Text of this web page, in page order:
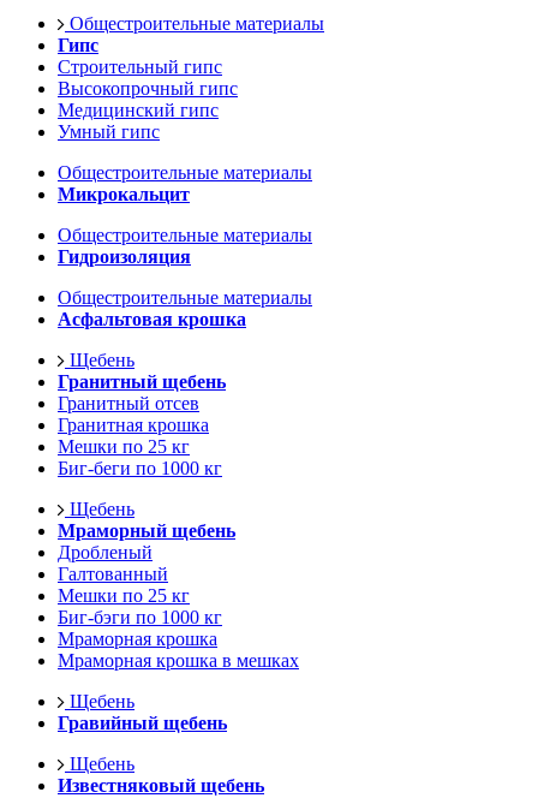
Общестроительные материалы
Гипс
Строительный гипс
Высокопрочный гипс
Медицинский гипс
Умный гипс
Общестроительные материалы
Микрокальцит
Общестроительные материалы
Гидроизоляция
Общестроительные материалы
Асфальтовая крошка
Щебень
Гранитный щебень
Гранитный отсев
Гранитная крошка
Мешки по 25 кг
Биг-беги по 1000 кг
Щебень
Мраморный щебень
Дробленый
Галтованный
Мешки по 25 кг
Биг-бэги по 1000 кг
Мраморная крошка
Мраморная крошка в мешках
Щебень
Гравийный щебень
Щебень
Известняковый щебень